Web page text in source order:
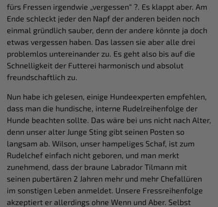
fürs Fressen irgendwie „vergessen“ ?. Es klappt aber. Am
Ende schleckt jeder den Napf der anderen beiden noch
einmal gründlich sauber, denn der andere könnte ja doch
etwas vergessen haben. Das lassen sie aber alle drei
problemlos untereinander zu. Es geht also bis auf die
Schnelligkeit der Futterei harmonisch und absolut
freundschaftlich zu.
Nun habe ich gelesen, einige Hundeexperten empfehlen,
dass man die hundische, interne Rudelreihenfolge der
Hunde beachten sollte. Das wäre bei uns nicht nach Alter,
denn unser alter Junge Sting gibt seinen Posten so
langsam ab. Wilson, unser hampeliges Schaf, ist zum
Rudelchef einfach nicht geboren, und man merkt
zunehmend, dass der braune Labrador Tilmann mit
seinen pubertären 2 Jahren mehr und mehr Chefallüren
im sonstigen Leben anmeldet. Unsere Fressreihenfolge
akzeptiert er allerdings ohne Wenn und Aber. Selbst